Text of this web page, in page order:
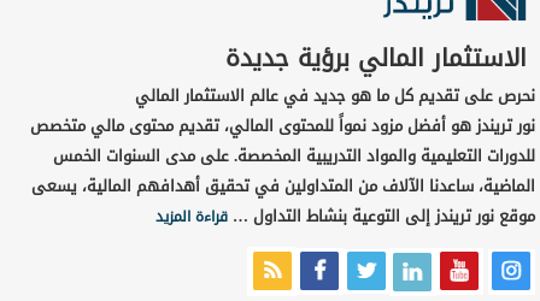
الاستثمار المالي برؤية جديدة
نحرص على تقديم كل ما هو جديد في عالم الاستثمار المالي
نور تريندز هو أفضل مزود نمواً للمحتوى المالي، تقديم محتوى مالي متخصص
للدورات التعليمية والمواد التدريبية المخصصة. على مدى السنوات الخمس
الماضية، ساعدنا الآلاف من المتداولين في تحقيق أهدافهم المالية، يسعى
موقع نور تريندز إلى التوعية بنشاط التداول …قراءة المزيد